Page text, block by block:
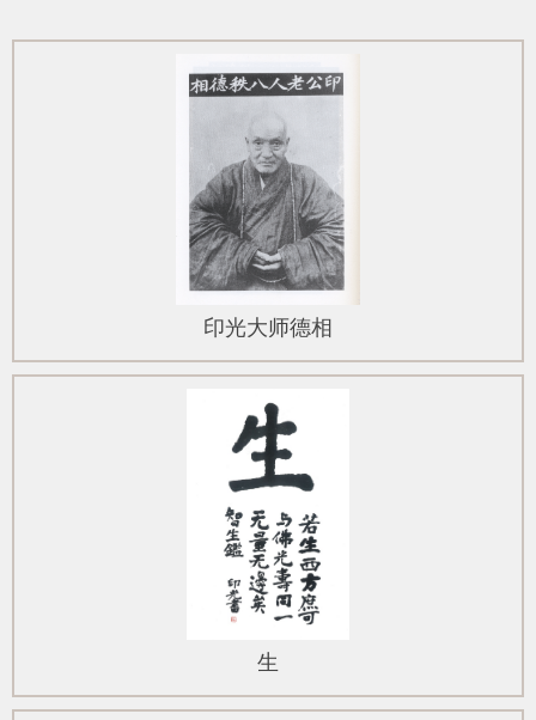
印光大师德相
生